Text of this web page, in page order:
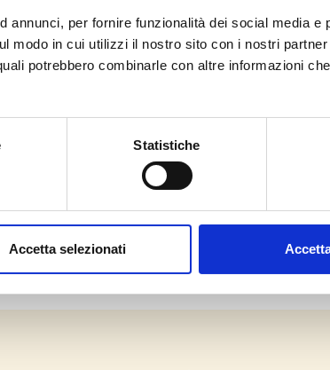
annunci, per fornire funzionalità dei social media e
modo in cui utilizzi il nostro sito con i nostri
potrebbero combinarle con altre informazioni
Statistiche
Accetta selezionati